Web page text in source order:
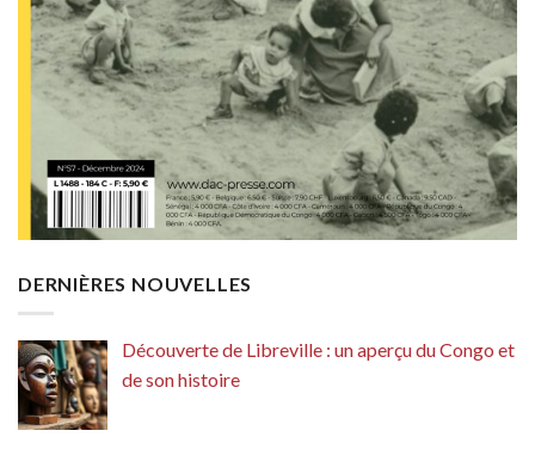
DERNIÈRES NOUVELLES
Découverte de Libreville : un aperçu du Congo et
de son histoire